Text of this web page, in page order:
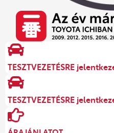
TESZTVEZETÉSRE
TESZTVEZETÉSRE